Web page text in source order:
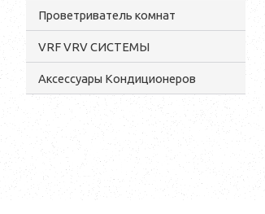
Проветриватель комнат
VRF VRV СИСТЕМЫ
Аксессуары Кондиционеров